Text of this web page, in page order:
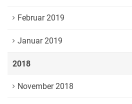
Februar 2019
Januar 2019
2018
November 2018